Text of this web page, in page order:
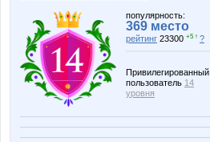
популярность:
369 место
рейтинг 23300 +5 ↑ ?
Привилегированный
пользователь 14
уровня